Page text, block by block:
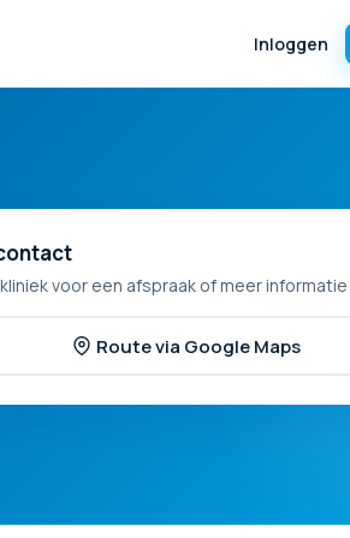
Inloggen
voor een afspraak of meer informatie
Route via Google Maps